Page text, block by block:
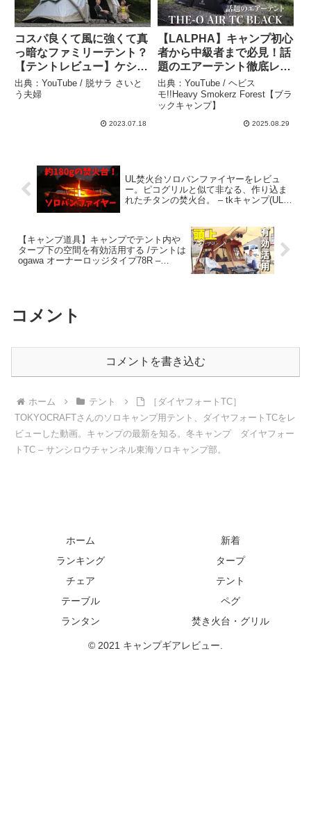
コスパ良くて風に強くて真
っ暗なファミリーテント？
【テントレビュー】ケシュ
アAIR SECONDS FAMILY
4.2 FRESH&BLACK – 脱
出典：YouTube / 脱サラ さいと
う夫婦
2023.07.18
【LALPHA】キャンプ初心
者から中級者まで必見！話
題のエアーテント徹底レビ
ュー！ジオエアTC BK日本
メイカーが出す最高のキャ
ンプギア – ヘビス
モ!!Heavy Smokerz
出典：YouTube / ヘビス
モ!!Heavy Smokerz Forest【ブラ
ックキャンプ】
2025.08.29
UL焚火台ソロバンファイヤーをレビュ
ー。ピコグリルと似て非なる、作り込ま
れたチタンの焚火台。 – tkキャンプ(UL系
【キャンプ道具】キャンプでテント内や
タープ下の空間を有効活用する /テントは
ogawa オーナーロッジタイプ78R –
コメント
コメントを書き込む
ホーム テント
［ダイヤフォートTC］
TOKYOCRAFTさんのソロキャンプ用テント、ダイヤフォートTCをレ
ビューした動画。キャンプの最新を知る。冬キャンプ ダイヤフォー
トTC – サンシロウチャンネル東海ソロキャンプ部。
ホーム
新着
ランキング
タープ
チェア
テント
テーブル
ペグ
ランタン
焚き火台・グリル
© 2021 キャンプギアレビュー.